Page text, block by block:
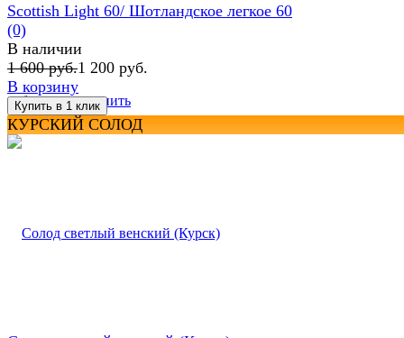
избранное сравнить
Scottish Light 60/ Шотландское легкое 60
(0)
В наличии
1 600 руб.1 200 руб.
В корзину
КУРСКИЙ СОЛОД